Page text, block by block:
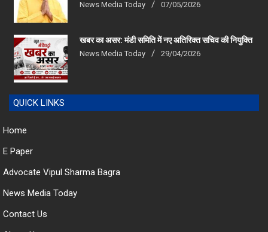
News Media Today 29/04/2026
QUICK LINKS